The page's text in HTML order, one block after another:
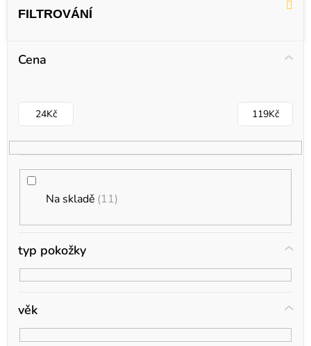
Cena
24Kč 119Kč
Na skladě 11
typ pokožky
věk
o
d